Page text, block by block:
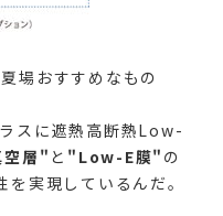
場おすすめなもの
スに遮熱高断熱Low-
層" と "Low-E膜" の
実現しているんだ。